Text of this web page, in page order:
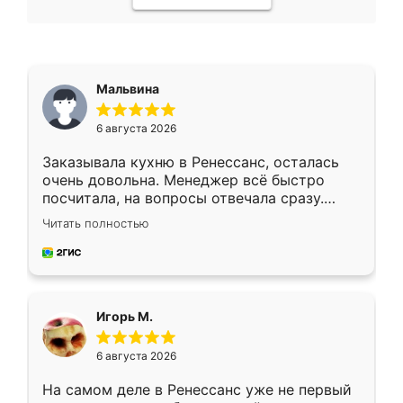
Мальвина
6 августа 2026
Заказывала кухню в Ренессанс, осталась
очень довольна. Менеджер всё быстро
посчитала, на вопросы отвечала сразу.
Замерщик приехал в субботу, подошёл к
делу со всей ответственностью. Собрали
за день, ребята работали аккуратно, даже
Читать полностью
Игорь М.
6 августа 2026
На самом деле в Ренессанс уже не первый